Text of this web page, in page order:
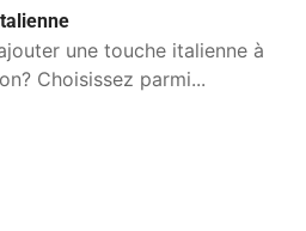
une touche italienne à
Choisissez parmi...